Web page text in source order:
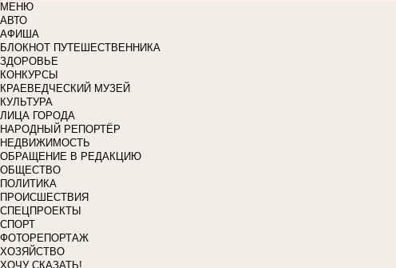
МЕНЮ
АВТО
АФИША
БЛОКНОТ ПУТЕШЕСТВЕННИКА
ЗДОРОВЬЕ
КОНКУРСЫ
КРАЕВЕДЧЕСКИЙ МУЗЕЙ
КУЛЬТУРА
ЛИЦА ГОРОДА
НАРОДНЫЙ РЕПОРТЁР
НЕДВИЖИМОСТЬ
ОБРАЩЕНИЕ В РЕДАКЦИЮ
ОБЩЕСТВО
ПОЛИТИКА
ПРОИСШЕСТВИЯ
СПЕЦПРОЕКТЫ
СПОРТ
ФОТОРЕПОРТАЖ
ХОЗЯЙСТВО
ХОЧУ СКАЗАТЬ!